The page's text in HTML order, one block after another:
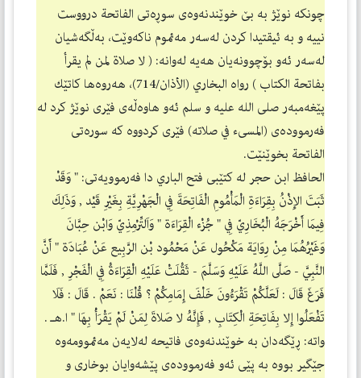
چونكه‌ نوێژ به‌ بێ خوێندنه‌وه‌ی سوڕه‌تی الفاتحة درووست
نییه‌ و به‌ ئیقتیدا كردن له‌سه‌ر مه‌ئموم ناكه‌وێت، به‌ڵگه‌شیان
له‌سه‌ر ئه‌و بۆچوونه‌یان هه‌یه‌ له‌وانه‌: ( لا صلاة لمن لم يقرأ
بفاتحة الكتاب ) رواه البخاري (الأذان/714)، هه‌روه‌ها كاتێك
پێغه‌مبه‌ر صلی الله علیه و سلم ئه‌و هاوه‌ڵه‌ی فێری نوێژ كرد له‌
فه‌رمووده‌ی (المسیء في صلاته) فێری كردووه‌ كه‌ سوره‌تی
الفاتحة بخوێنێت.
الحافظ ابن حجر له‌ كتێبی فتح الباري دا فه‌رموویه‌تی: " وَقَدْ
ثَبَتَ الإِذْنُ بِقِرَاءَةِ الْمَأْمُومِ الْفَاتِحَةَ فِي الْجَهْرِيَّةِ بِغَيْرِ قَيْد , وَذَلِكَ
فِيمَا أَخْرَجَهُ الْبُخَارِيّ فِي " جُزْء الْقِرَاءَة " وَاَلتِّرْمِذِيّ وَابْن حِبَّانَ
وَغَيْرُهُمَا مِنْ رِوَايَة مَكْحُول عَنْ مَحْمُود بْن الرَّبِيع عَنْ عُبَادَة " أَنَّ
النَّبِيَّ - صَلَّى اللَّهُ عَلَيْهِ وَسَلَّمَ - ثَقُلَتْ عَلَيْهِ الْقِرَاءَةُ فِي الْفَجْرِ , فَلَمَّا
فَرَغَ قَالَ : لَعَلَّكُمْ تَقْرَءُونَ خَلْفَ إِمَامِكُمْ ؟ قُلْنَا : نَعَمْ . قَالَ : فَلَا
تَفْعَلُوا إِلا بِفَاتِحَةِ الْكِتَابِ , فَإِنَّهُ لا صَلاةَ لِمَنْ لَمْ يَقْرَأْ بِهَا " ا.هـ .
واته‌: ڕێگه‌دان به‌ خوێندنه‌وه‌ی فاتیحه‌ له‌لایه‌ن مه‌ئموومه‌وه‌
جێگیر بووه‌ به‌ پێی ئه‌و فه‌رمووده‌ی پێشه‌وایان بوخاری و